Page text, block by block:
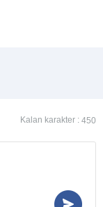
Kalan karakter : 450